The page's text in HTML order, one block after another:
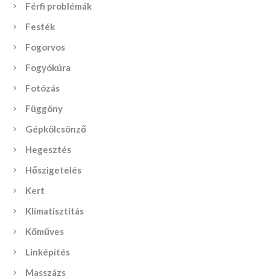
Férfi problémák
Festék
Fogorvos
Fogyókúra
Fotózás
Függöny
Gépkölcsönző
Hegesztés
Hőszigetelés
Kert
Klímatisztítás
Kőműves
Linképítés
Masszázs